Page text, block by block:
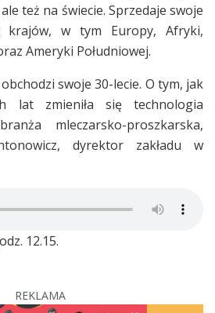
też na świecie. Sprzedaje swoje
krajów, w tym Europy, Afryki,
Ameryki Południowej.
swoje 30-lecie. O tym, jak
lat zmieniła się technologia
mleczarsko-proszkarska,
dyrektor zakładu w
12.15.
REKLAMA